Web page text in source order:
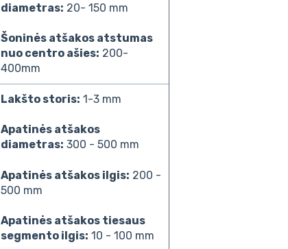
diametras: 20- 150 mm
Šoninės atšakos atstumas
nuo centro ašies: 200-
400mm
Lakšto storis: 1-3 mm
Apatinės atšakos
diametras: 300 - 500 mm
Apatinės atšakos ilgis: 200 -
500 mm
Apatinės atšakos tiesaus
segmento ilgis: 10 - 100 mm